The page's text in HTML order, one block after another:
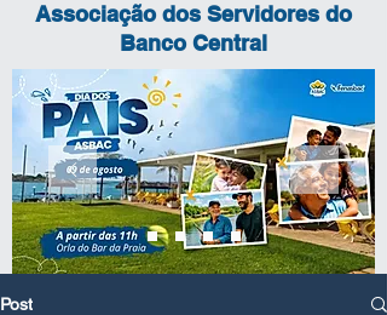
Associação dos Servidores do
Banco Central
Post